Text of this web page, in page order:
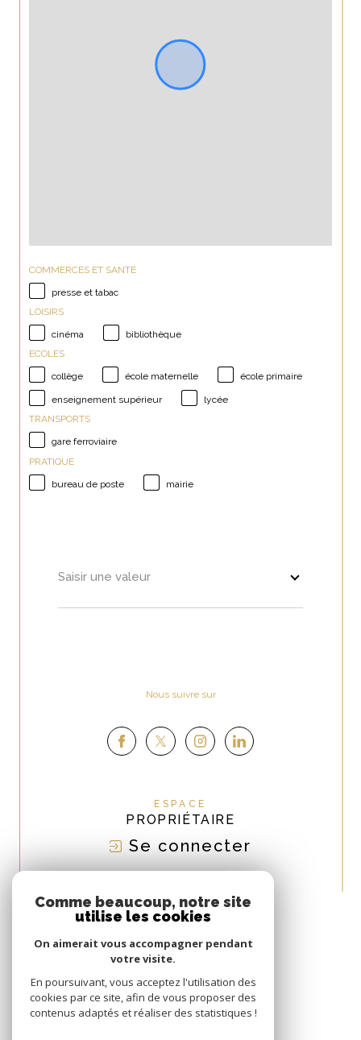
COMMERCES ET SANTÉ
presse et tabac
LOISIRS
cinéma
bibliothèque
ECOLES
collège
école maternelle école primaire
enseignement supérieur
lycée
TRANSPORTS
gare ferroviaire
PRATIQUE
bureau de poste
mairie
Saisir une valeur
Nous suivre sur
ESPACE
PROPRIÉTAIRE
Se connecter
ADHÉRONS
Comme beaucoup, notre site
utilise les cookies
On aimerait vous accompagner pendant
votre visite.
En poursuivant, vous acceptez l'utilisation des
cookies par ce site, afin de vous proposer des
contenus adaptés et réaliser des statistiques !